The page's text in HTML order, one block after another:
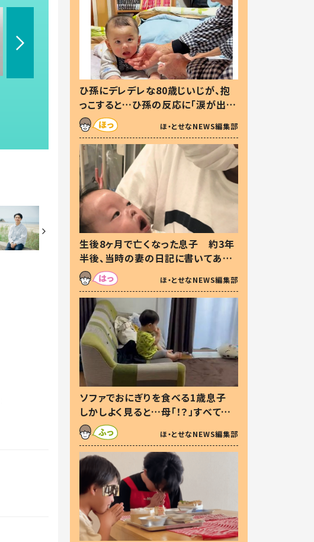
ひ孫にデレデレな80歳じいじが、抱
っこすると…ひ孫の反応に「涙が出ま
した」「可愛くて仕方ない」
ほ・とせなNEWS編集部
生後8ヶ月で亡くなった息子 約3年
半後、当時の妻の日記に書いてあっ
た本音とは
ほ・とせなNEWS編集部
ソファでおにぎりを食べる1歳息子
しかしよく見ると…母「！？」すべてを
察した母の投稿に「可愛いから許
す！」「現行犯〜」
ほ・とせなNEWS編集部